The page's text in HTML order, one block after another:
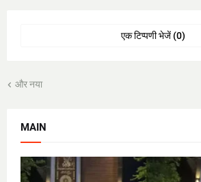
एक टिप्पणी भेजें (0)
और नया
MAIN